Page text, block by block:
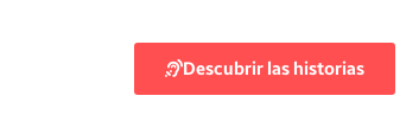
Descubrir las historias